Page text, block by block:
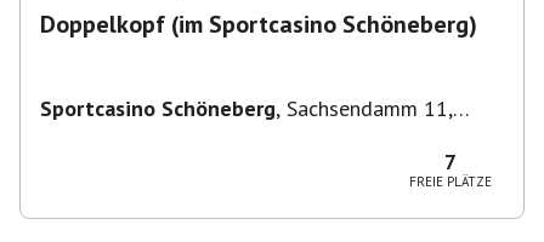
Doppelkopf (im Sportcasino Schöneberg)
Sportcasino Schöneberg, Sachsendamm 11,
7
FREIE PLÄTZE